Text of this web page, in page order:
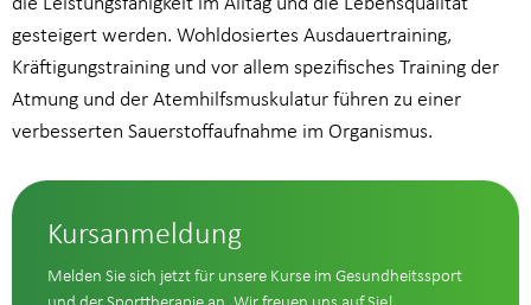
gesteigert werden. Wohldosiertes Ausdauertraining,
Kräftigungstraining und vor allem spezifisches Training der
Atmung und der Atemhilfsmuskulatur führen zu einer
verbesserten Sauerstoffaufnahme im Organismus.
Kursanmeldung
Melden Sie sich jetzt für unsere Kurse im Gesundheitssport